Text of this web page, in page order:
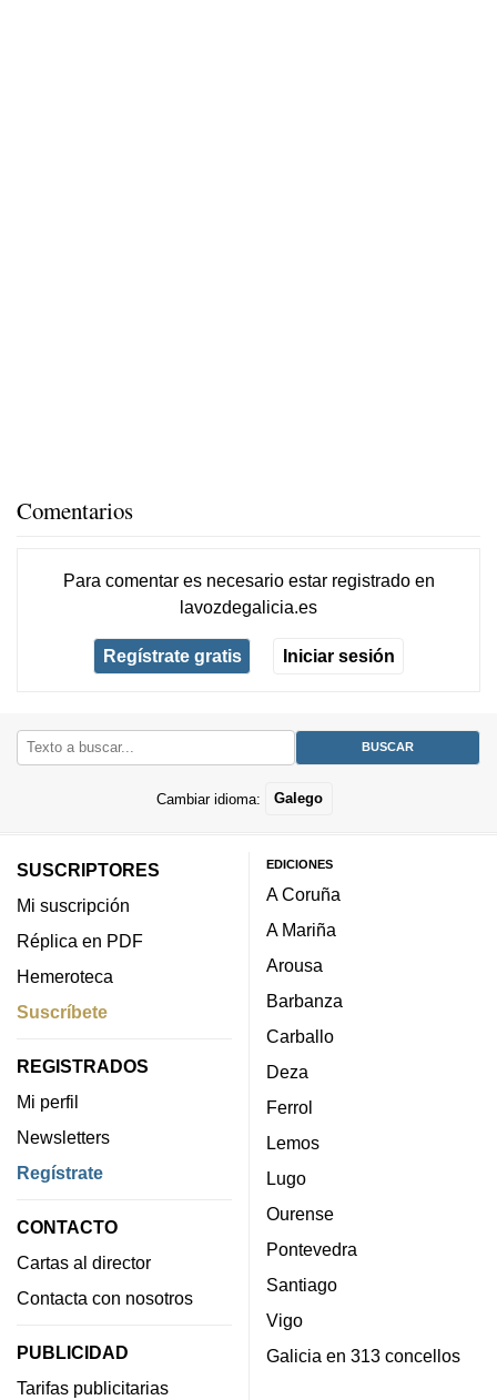
Comentarios
Para comentar es necesario estar registradoen
lavozdegalicia.es
Regístrate gratis Iniciar sesión
Cambiar idioma: Galego
SUSCRIPTORES
Mi suscripción
Réplica en PDF
Hemeroteca
Suscríbete
REGISTRADOS
Mi perfil
Newsletters
Regístrate
CONTACTO
Cartas al director
Contacta con nosotros
PUBLICIDAD
Tarifas publicitarias
EDICIONES
A Coruña
A Mariña
Arousa
Barbanza
Carballo
Deza
Ferrol
Lemos
Lugo
Ourense
Pontevedra
Santiago
Vigo
Galicia en 313 concellos